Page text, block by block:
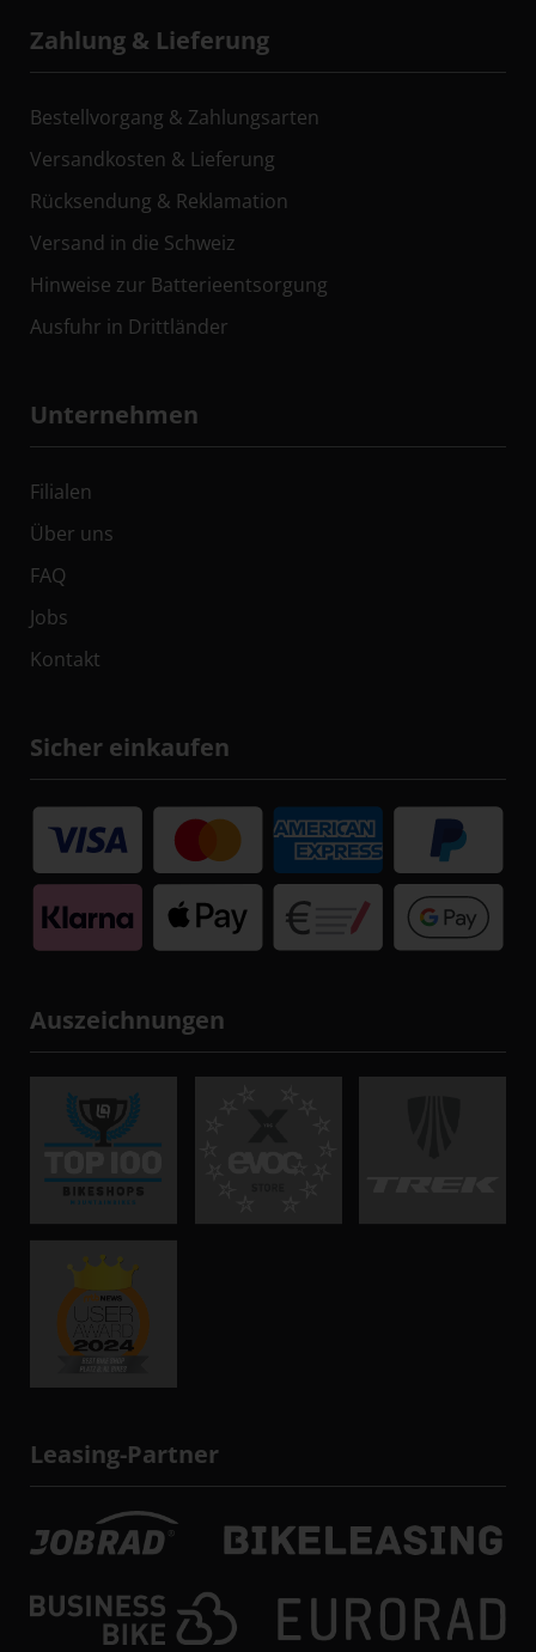
Zahlung & Lieferung
Bestellvorgang & Zahlungsarten
Versandkosten & Lieferung
Rücksendung & Reklamation
Versand in die Schweiz
Hinweise zur Batterieentsorgung
Ausfuhr in Drittländer
Unternehmen
Filialen
Über uns
FAQ
Jobs
Kontakt
Sicher einkaufen
Auszeichnungen
Leasing-Partner